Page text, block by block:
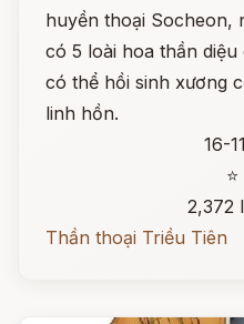
huyền thoại Socheon,
có 5 loài hoa thần
có thể hồi sinh xương
linh hồn.
16-
2,372
Thần thoại Triều Tiên